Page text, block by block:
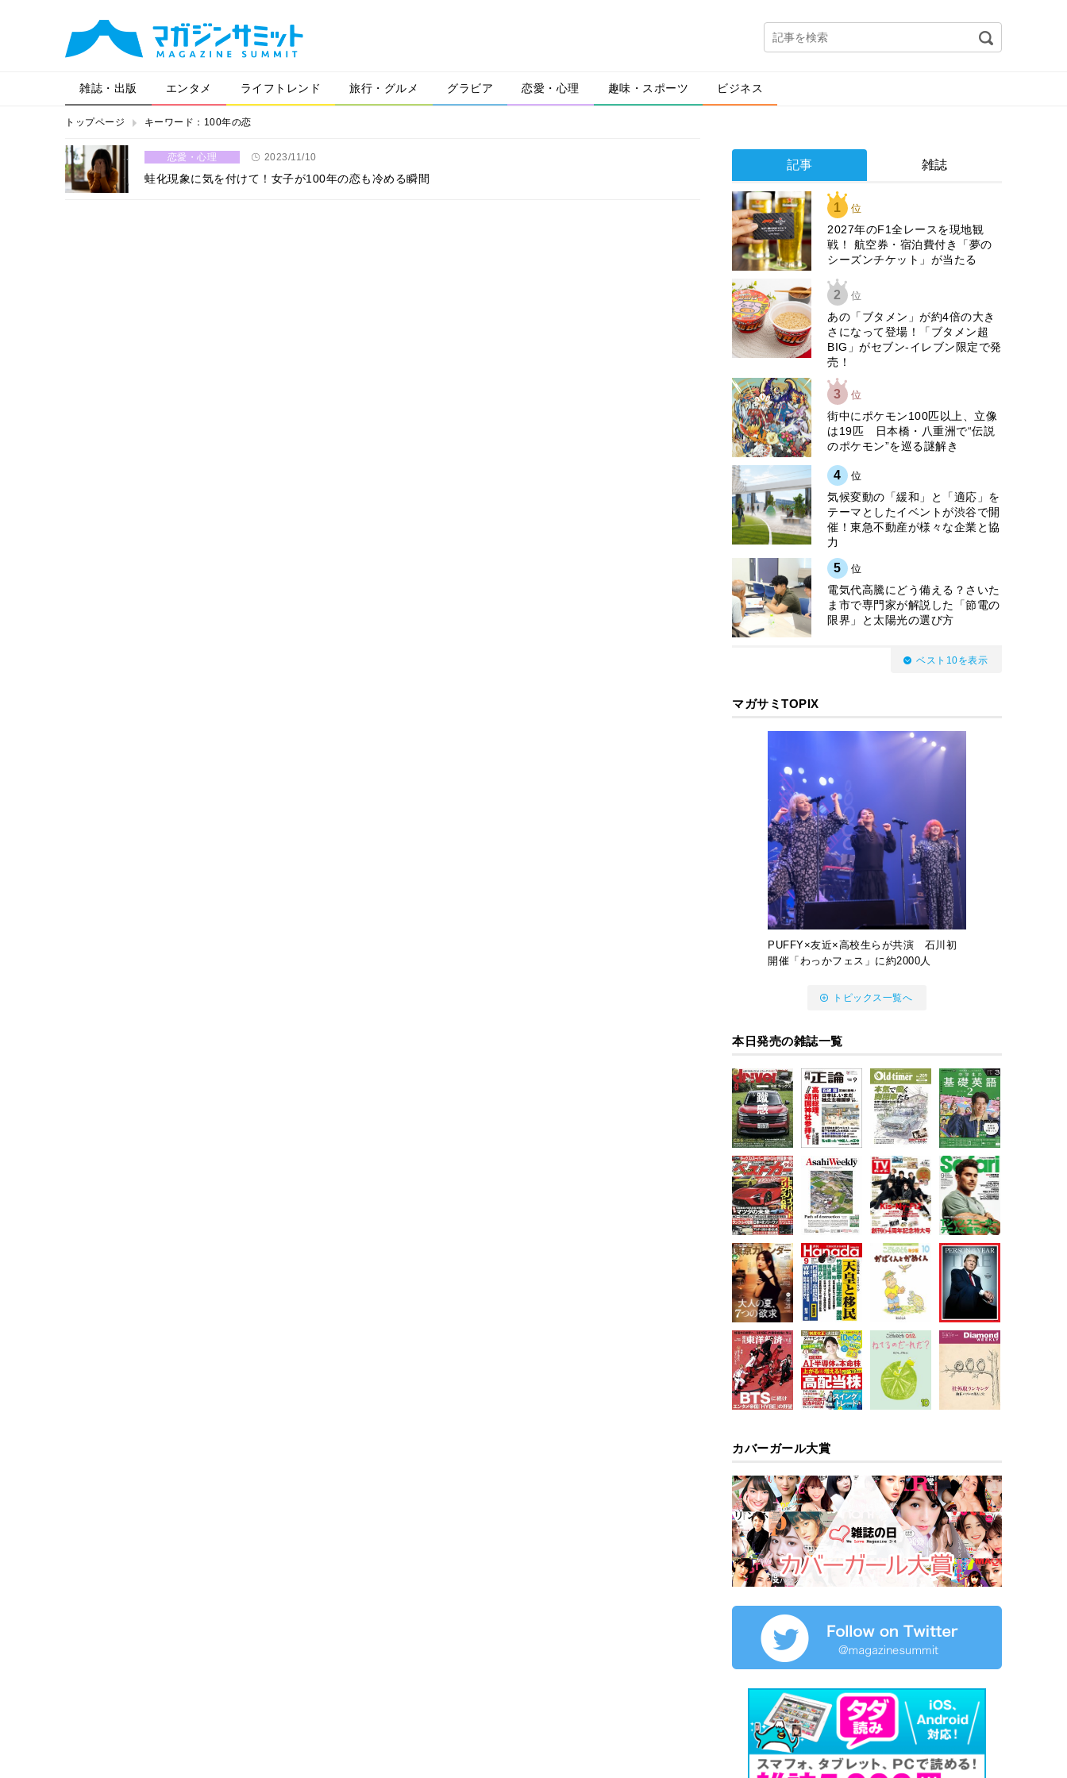
雑誌・出版 エンタメ ライフトレンド 旅行・グルメ グラビア 恋愛・心理 趣味・スポーツ ビジネス
トップページ キーワード：100年の恋
恋愛・心理 2023/11/10
蛙化現象に気を付けて！女子が100年の恋も冷める瞬間
記事 雑誌
1 位
2027年のF1全レースを現地観
戦！ 航空券・宿泊費付き「夢の
シーズンチケット」が当たる
2 位
あの「ブタメン」が約4倍の大き
さになって登場！「ブタメン超
BIG」がセブン‐イレブン限定で発
売！
3 位
街中にポケモン100匹以上、立像
は19匹 日本橋・八重洲で“伝説
のポケモン”を巡る謎解き
4 位
気候変動の「緩和」と「適応」を
テーマとしたイベントが渋谷で開
催！東急不動産が様々な企業と協
力
5 位
電気代高騰にどう備える？さいた
ま市で専門家が解説した「節電の
限界」と太陽光の選び方
ベスト10を表示
マガサミTOPIX
PUFFY×友近×高校生らが共演 石川初
開催「わっかフェス」に約2000人
トピックス一覧へ
本日発売の雑誌一覧
カバーガール大賞